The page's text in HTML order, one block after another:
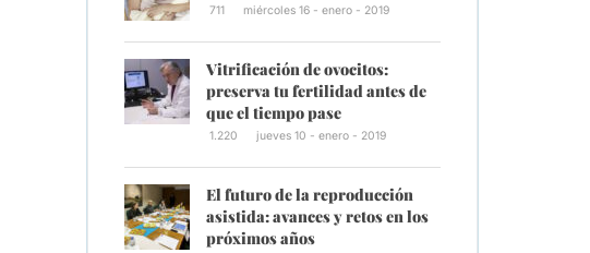
711 miércoles 16 - enero - 2019
Vitrificación de ovocitos:
preserva tu fertilidad antes de
que el tiempo pase
1.220 jueves 10 - enero - 2019
El futuro de la reproducción
asistida: avances y retos en los
próximos años